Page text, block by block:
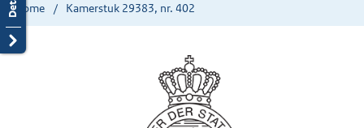
Home Kamerstuk 29383, nr. 402